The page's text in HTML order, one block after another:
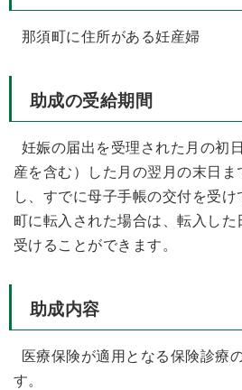
那須町に住所がある妊産婦
助成の受給期間
妊娠の届出を受理された月の初
産を含む）した月の翌月の末日
し、すでに母子手帳の交付を受
町に転入された場合は、転入し
受けることができます。
助成内容
医療保険が適用となる保険診療
す。